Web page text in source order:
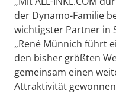
der Dynamo-Familie
wichtigster Partner in
„René Münnich führt
den bisher größten
gemeinsam einen
Attraktivität